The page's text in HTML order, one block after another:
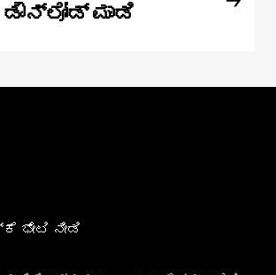
ಡೌನ್‌ಲೋಡ್ ಮಾಡಿ
ಭೇಟಿ ನೀಡಿ